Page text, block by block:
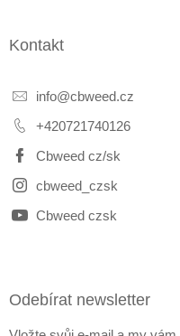
Kontakt
info@cbweed.cz
+420721740126
Cbweed cz/sk
cbweed_czsk
Cbweed czsk
Odebírat newsletter